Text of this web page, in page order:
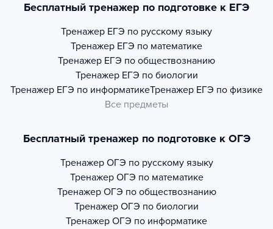
Бесплатный тренажер по подготовке к ЕГЭ
Тренажер ЕГЭ по русскому языку
Тренажер ЕГЭ по математике
Тренажер ЕГЭ по обществознанию
Тренажер ЕГЭ по биологии
Тренажер ЕГЭ по информатикеТренажер ЕГЭ по физике
Все предметы
Бесплатный тренажер по подготовке к ОГЭ
Тренажер ОГЭ по русскому языку
Тренажер ОГЭ по математике
Тренажер ОГЭ по обществознанию
Тренажер ОГЭ по биологии
Тренажер ОГЭ по информатике